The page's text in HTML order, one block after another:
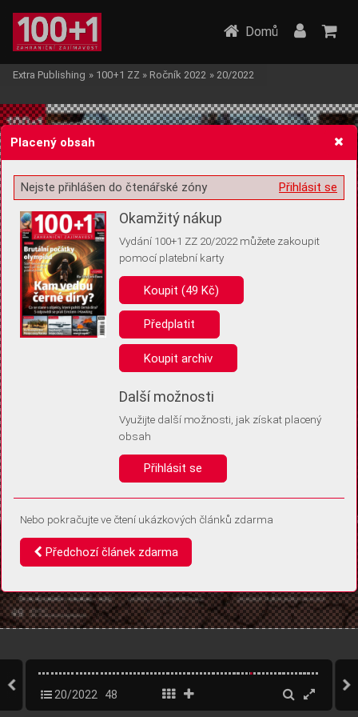
Žádost o souhlas s ukládáním volitelných informací
Pro základní fungování webu nepotřebujeme ukládat žádné informace
(tzv. cookies apod.). Rádi bychom vás ale požádali o souhlas s
uložením volitelných informací:
Anonymní unikátní ID
Díky němu příště poznáme, že se jedná o stejné zařízení, a
Identifikátor je zcela anonymní.
Vaše souhlasy a odmítnutí si ukládáme do vašeho zařízení, abychom se
vás už příště znovu neptali. Můžete je kdykoli později upravit ve Správě
Domů
Extra Publishing » 100+1 ZZ » Ročník 2022 » 20/2022
20/2022 48
Placený obsah
Přihlásit se
Nejste přihlášen do čtenářské zóny
Okamžitý nákup
Vydání 100+1 ZZ 20/2022 můžete zakoupit
pomocí platební karty
Koupit (49 Kč)
Předplatit
Koupit archiv
Další možnosti
Využijte další možnosti, jak získat placený
obsah
Přihlásit se
Nebo pokračujte ve čtení ukázkových článků zdarma
Předchozí článek zdarma